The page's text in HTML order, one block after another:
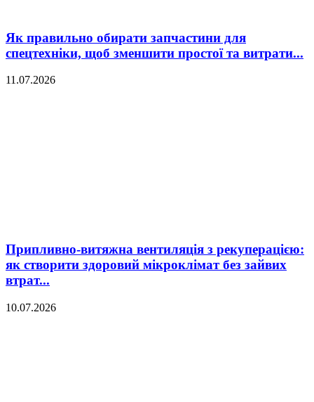
Як правильно обирати запчастини для
спецтехніки, щоб зменшити простої та витрати...
11.07.2026
Припливно-витяжна вентиляція з рекуперацією:
як створити здоровий мікроклімат без зайвих
втрат...
10.07.2026